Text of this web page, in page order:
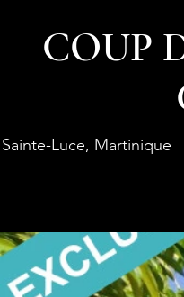
COUP
Sainte-Luce, Martinique